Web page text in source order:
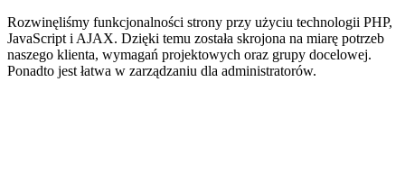
Rozwinęliśmy funkcjonalności strony przy użyciu technologii PHP,
JavaScript i AJAX. Dzięki temu została skrojona na miarę potrzeb
naszego klienta, wymagań projektowych oraz grupy docelowej.
Ponadto jest łatwa w zarządzaniu dla administratorów.